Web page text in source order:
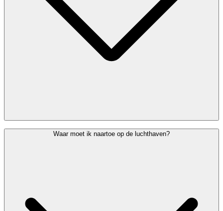
Check even bij je luchtvaartmaatschappij hoe lang op voorhand je
Waar moet ik naartoe op de luchthaven?